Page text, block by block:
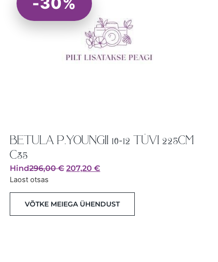
BETULA P.YOUNGII 10-12 TÜVI 225CM
C35
Hind296,00€ 207,20 €
Laost otsas
VÕTKE MEIEGA ÜHENDUST